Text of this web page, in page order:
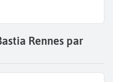
Rennes par